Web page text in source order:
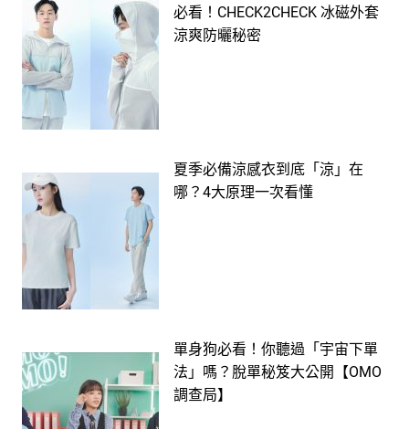
必看！CHECK2CHECK 冰磁外套
涼爽防曬秘密
夏季必備涼感衣到底「涼」在
哪？4大原理一次看懂
單身狗必看！你聽過「宇宙下單
法」嗎？脫單秘笈大公開【OMO
調查局】